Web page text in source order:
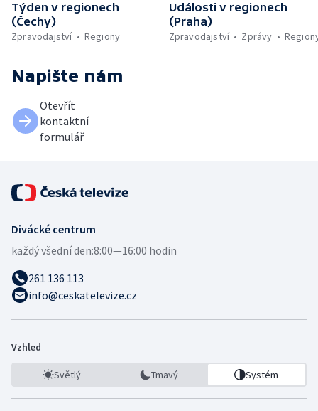
Týden v regionech
(Čechy)
Zpravodajství
Regiony
Události v regionech
(Praha)
Zpravodajství
Zprávy
Napište nám
Otevřít
kontaktní
formulář
Divácké centrum
každý všední den:8:00—16:00 hodin
261 136 113
info@ceskatelevize.cz
Vzhled
Světlý Tmavý Systém